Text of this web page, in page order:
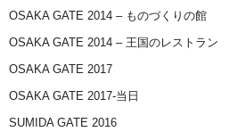
OSAKA GATE 2014 – ものづくりの館
OSAKA GATE 2014 – 王国のレストラン
OSAKA GATE 2017
OSAKA GATE 2017-当日
SUMIDA GATE 2016